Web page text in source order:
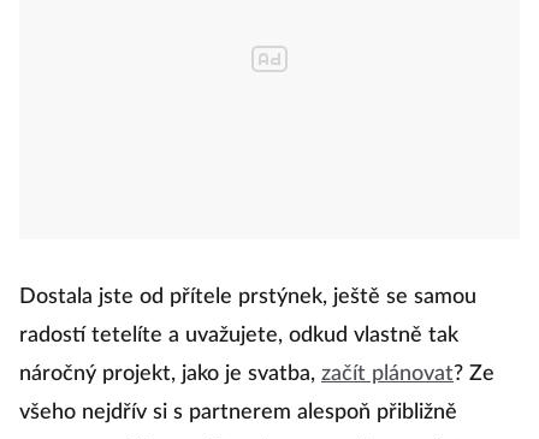
Dostala jste od přítele prstýnek, ještě se samou
radostí tetelíte a uvažujete, odkud vlastně tak
náročný projekt, jako je svatba, začít plánovat? Ze
všeho nejdřív si s partnerem alespoň přibližně